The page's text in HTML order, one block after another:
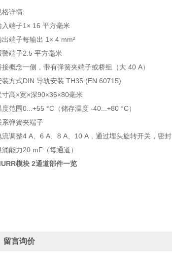
格详情:
入端子1× 16 平方毫米
出端子每输出 1× 4 mm²
警端子2.5 平方毫米
接概念一侧，带有弹簧夹端子或桥组（大 40 A）
装方式DIN 导轨安装 TH35 (EN 60715)
寸高×宽×深90×36×80毫米
度范围0...+55 °C（储存温度 -40...+80 °C）
系弹簧夹端子
流调整4 A、6 A、8 A、10 A，通过埋头旋转开关，密封
涌能力20 mF（每通道）
模块 2通道部件一览
留言询价